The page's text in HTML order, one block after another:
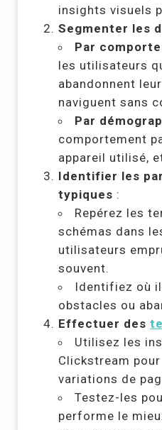
insights visuels
Segmenter les
Par
les utilisateurs
abandonnent
naviguent sans
Par
comportement
appareil utilisé,
Identifier les
typiques :
Repérez les
schémas dans
utilisateurs
souvent.
Identifiez où
obstacles ou
Effectuer des
Utilisez les
Clickstream
variations de
Testez-les
performe le